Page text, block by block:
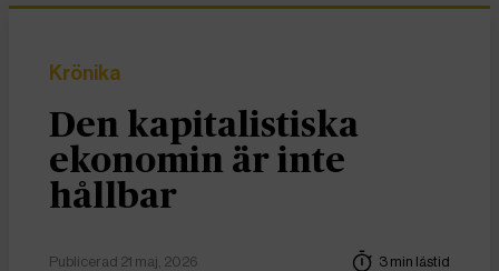
Krönika
Den kapitalistiska
ekonomin är inte
hållbar
Publicerad 21 maj, 2026 3 min lästid